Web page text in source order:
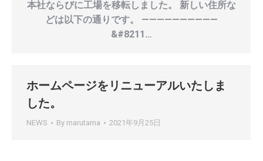
本社ならびに工場を移転しました。 新しい住所な
どは以下の通りです。 ——————————
&#8211…
ホームページをリニューアルいたしま
した。
NEWS By marutama 2021年9月25日